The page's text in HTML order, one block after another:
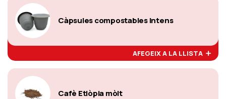
Càpsules compostables Intens
AFEGEIX A LA LLISTA
Cafè Etiòpia mòlt